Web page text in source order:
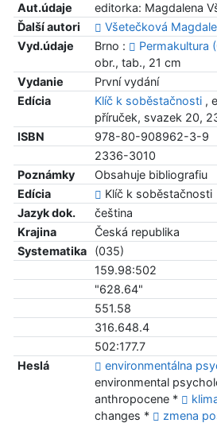
Aut.údaje
editorka: Magdalena
Ďalší autori
Všetečková
Vyd.údaje
Brno : Permakultura
obr., tab., 21 cm
Vydanie
První vydání
Edícia
Klíč k soběstačnosti ,
příruček, svazek 20,
ISBN
978-80-908962-3-9
2336-3010
Poznámky
Obsahuje bibliografiu
Edícia
Klíč k soběstačnosti
Jazyk dok.
čeština
Krajina
Česká republika
Systematika
(035)
159.98:502
"628.64"
551.58
316.648.4
502:177.7
Heslá
environmentálna
environmental
anthropocene *
changes *
zmena